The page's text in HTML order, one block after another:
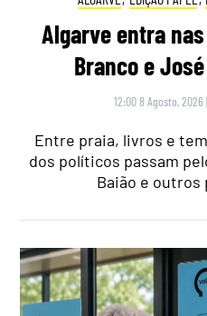
Algarve entra
Branco e
12:00 8 Agosto, 2026 |
Entre praia, livros e
dos políticos passam
Baião e outros